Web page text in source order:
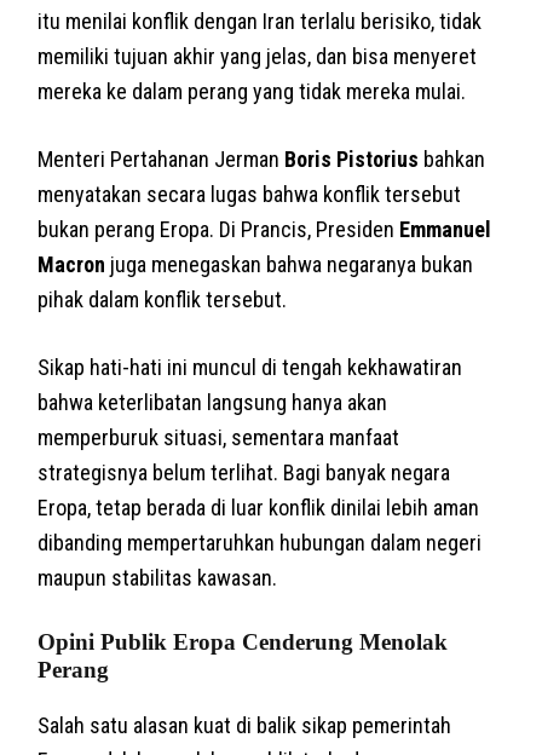
itu menilai konflik dengan Iran terlalu berisiko, tidak
memiliki tujuan akhir yang jelas, dan bisa menyeret
mereka ke dalam perang yang tidak mereka mulai.
Menteri Pertahanan Jerman Boris Pistorius bahkan
menyatakan secara lugas bahwa konflik tersebut
bukan perang Eropa. Di Prancis, Presiden Emmanuel
Macron juga menegaskan bahwa negaranya bukan
pihak dalam konflik tersebut.
Sikap hati-hati ini muncul di tengah kekhawatiran
bahwa keterlibatan langsung hanya akan
memperburuk situasi, sementara manfaat
strategisnya belum terlihat. Bagi banyak negara
Eropa, tetap berada di luar konflik dinilai lebih aman
dibanding mempertaruhkan hubungan dalam negeri
maupun stabilitas kawasan.
Opini Publik Eropa Cenderung Menolak
Perang
Salah satu alasan kuat di balik sikap pemerintah